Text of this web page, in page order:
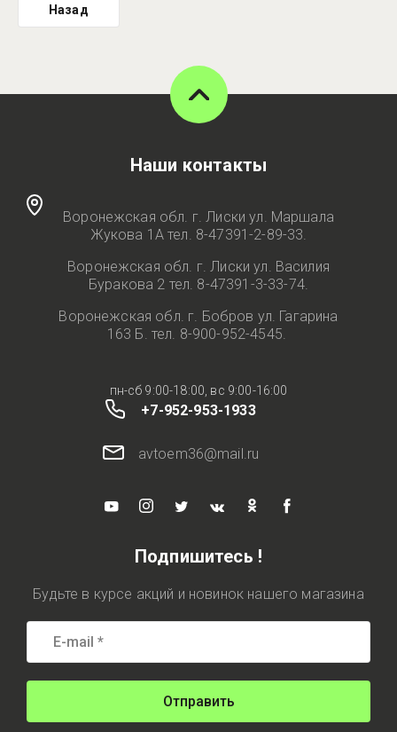
Назад
Наши контакты
Воронежская обл. г. Лиски ул. Маршала
Жукова 1А тел. 8-47391-2-89-33.
Воронежская обл. г. Лиски ул. Василия
Буракова 2 тел. 8-47391-3-33-74.
Воронежская обл. г. Бобров ул. Гагарина
163 Б. тел. 8-900-952-4545.
пн-сб 9:00-18:00, вс 9:00-16:00
+7-952-953-1933
avtoem36@mail.ru
Подпишитесь !
Будьте в курсе акций и новинок нашего магазина
Отправить